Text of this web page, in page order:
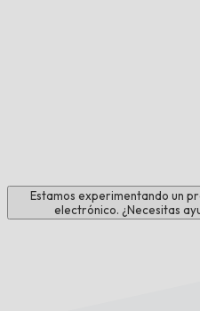
Estamos experimentando un
electrónico. ¿Necesitas